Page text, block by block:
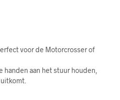
voor de Motorcrosser of
handen aan het stuur houden,